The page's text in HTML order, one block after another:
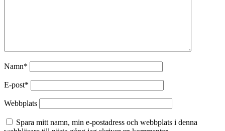
Namn*
E-post*
Webbplats
Spara mitt namn, min e-postadress och webbplats i denna